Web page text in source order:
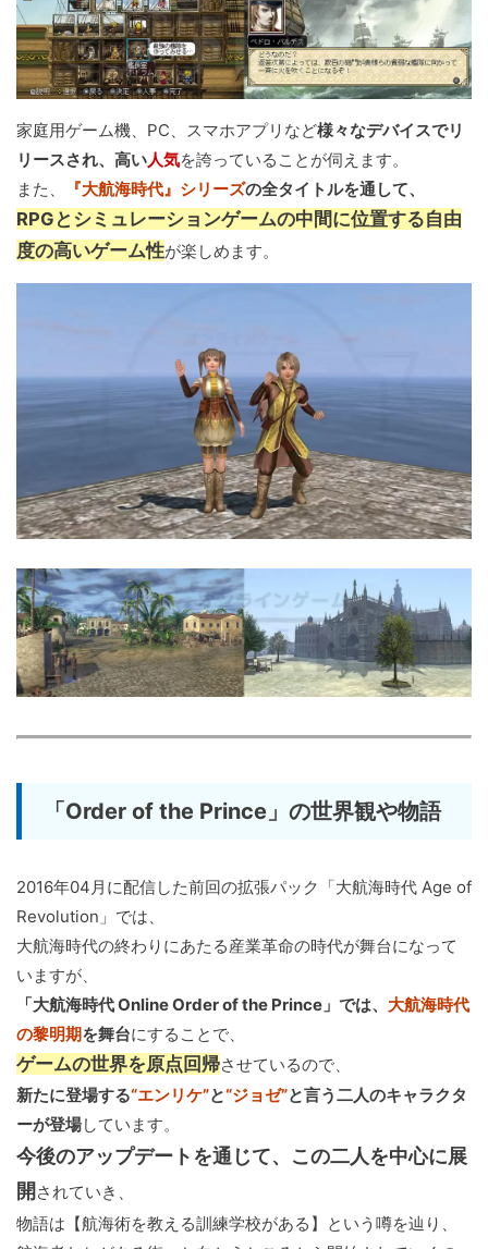
家庭用ゲーム機、PC、スマホアプリなど様々なデバイスでリ
リースされ、高い人気を誇っていることが伺えます。
また、
『大航海時代』シリーズの全タイトルを通して、
RPGとシミュレーションゲームの中間に位置する自由
度の高いゲーム性が楽しめます。
「Order of the Prince」の世界観や物語
2016年04月に配信した前回の拡張パック「大航海時代 Age of
Revolution」では、
大航海時代の終わりにあたる産業革命の時代が舞台になって
いますが、
「大航海時代 Online Order of the Prince」では、 大航海時代
の黎明期を舞台にすることで、
ゲームの世界を原点回帰させているので、
新たに登場する“エンリケ”と“ジョゼ”と言う二人のキャラクタ
ーが登場しています。
今後のアップデートを通じて、この二人を中心に展
開 されていき、
物語は【航海術を教える訓練学校がある】という噂を辿り、